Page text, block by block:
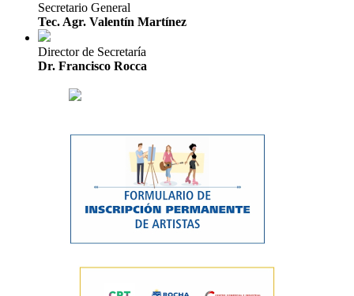
Secretario General
Tec. Agr. Valentín Martínez
Director de Secretaría
Dr. Francisco Rocca